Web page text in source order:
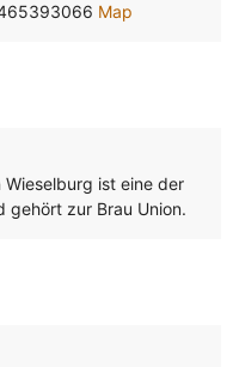
Map
ist eine der
gehört zur Brau Union.